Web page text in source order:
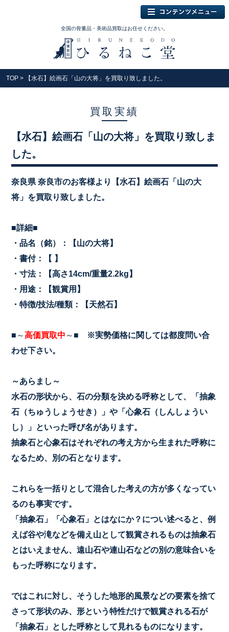
全国の骨董品・美術品買取はお任せください。
TOP > 【水石】絵画石「山の大将」を買取り致しました。
買取実績
【水石】絵画石「山の大将」を買取り致しま
した。
奈良県 奈良市のお客様より【水石】絵画石「山の大
将」を買取り致しました。
■詳細■
・品名（銘）：【山の大将】
・書付：【 】
・寸法：【高さ14cm/重量2.2kg 】
・用途：【観賞用】
・特徴/技法/種類：【天然石】
■～ 高価買取中 ～■ ※実勢価格に関しては都度問い合
わせ下さい。
～あらまし～
水石の形状から、石の分類を決める呼称として、「抽象
石（ちゅうしょうせき）」や「心象石（しんしょうい
し）」といった呼び名があります。
抽象石と心象石はそれぞれの考え方から生まれた呼称に
なるため、別の石となります。
これらを一括りとして混合した考えの方が多くなってい
るのも事実です。
「抽象石」「心象石」とはなにか？につい述べると、例
えば谷や滝などを備え山として観賞されるものは抽象石
とはいえません、遠山石や連山石などの別の意味合いを
もった呼称になります。
ではこれに対し、そうした地形的風景などの要素を捨て
さって形状のみ、形という特性だけで観賞される石が
「抽象石」とした呼称として見れるものになります。